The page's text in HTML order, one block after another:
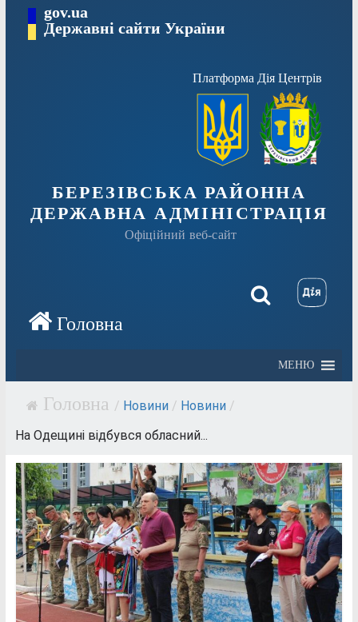
Перейтиgov.ua
Державні сайти України
Платформа Дія Центрів
БЕРЕЗІВСЬКА РАЙОННА
ДЕРЖАВНА АДМІНІСТРАЦІЯ
Офіційний веб-сайт
МЕНЮ
/ Новини / Новини /
На Одещині відбувся обласний...